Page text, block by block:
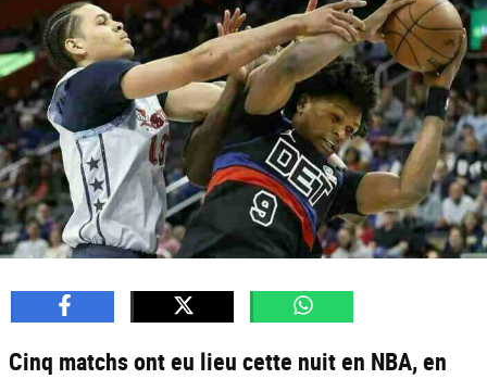
Cinq matchs ont eu lieu cette nuit en NBA, en